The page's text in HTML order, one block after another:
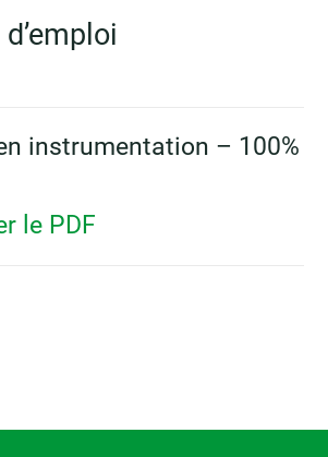
instrumentation – 100%
le PDF